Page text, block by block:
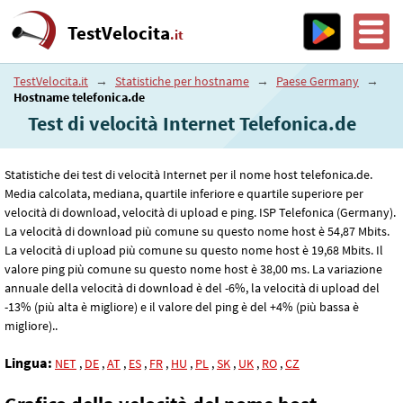
TestVelocita.it
TestVelocita.it → Statistiche per hostname → Paese Germany →
Hostname telefonica.de
Test di velocità Internet Telefonica.de
Statistiche dei test di velocità Internet per il nome host telefonica.de.
Media calcolata, mediana, quartile inferiore e quartile superiore per
velocità di download, velocità di upload e ping. ISP Telefonica (Germany).
La velocità di download più comune su questo nome host è 54,87 Mbits.
La velocità di upload più comune su questo nome host è 19,68 Mbits. Il
valore ping più comune su questo nome host è 38,00 ms. La variazione
annuale della velocità di download è del -6%, la velocità di upload del
-13% (più alta è migliore) e il valore del ping è del +4% (più bassa è
migliore)..
Lingua: NET , DE ,AT , ES , FR , HU , PL ,SK , UK , RO ,CZ